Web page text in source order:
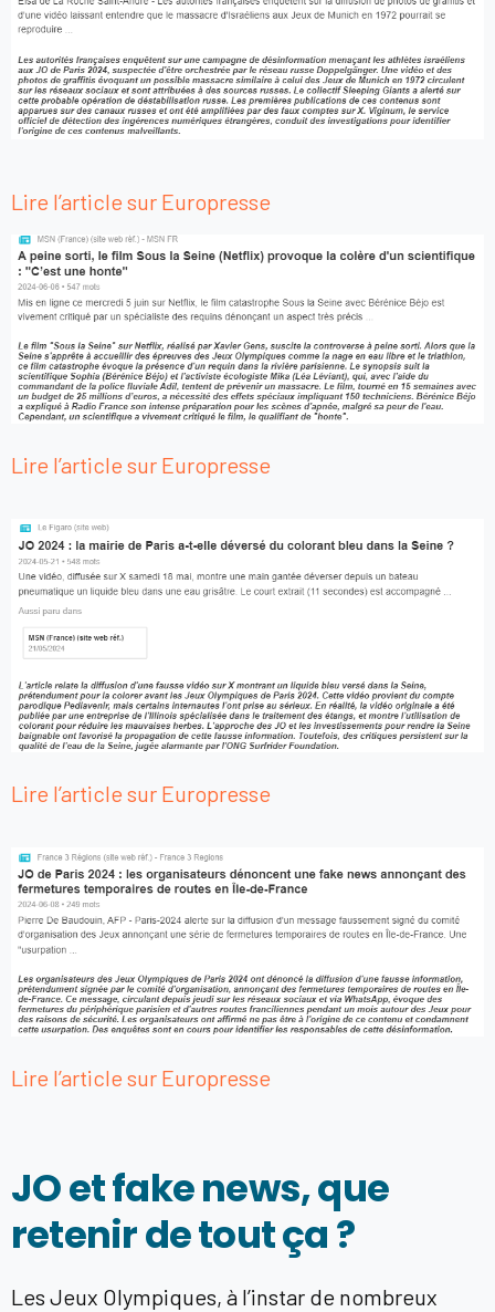
Lire l’article sur Europresse
Lire l’article sur Europresse
Lire l’article sur Europresse
Lire l’article sur Europresse
JO et fake news, que
retenir de tout ça ?
Les Jeux Olympiques, à l’instar de nombreux